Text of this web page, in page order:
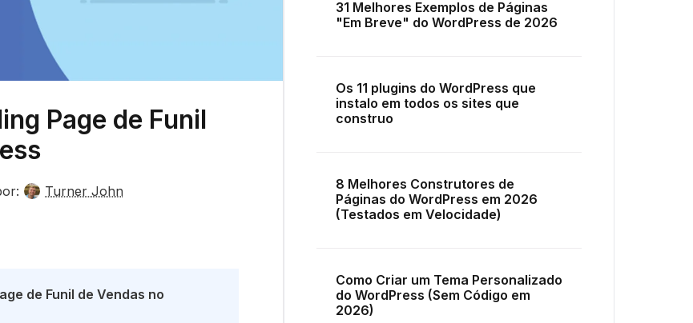
Page de Funil
Turner John
de Funil de Vendas no
31 Melhores Exemplos de Páginas
"Em Breve" do WordPress de 2026
Os 11 plugins do WordPress que
instalo em todos os sites que
construo
8 Melhores Construtores de
Páginas do WordPress em 2026
(Testados em Velocidade)
Como Criar um Tema Personalizado
do WordPress (Sem Código em
2026)